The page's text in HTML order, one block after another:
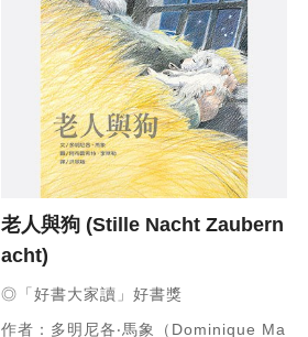
老人與狗 (Stille Nacht Zaubern
acht)
◎「好書大家讀」好書獎
作者：多明尼各‧馬象（Dominique Ma